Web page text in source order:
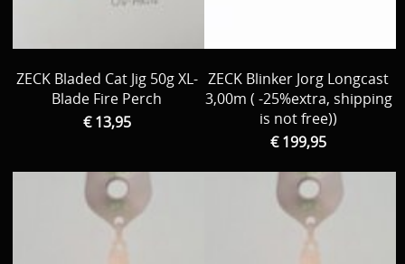
ZECK Bladed Cat Jig 50g XL-
Blade Fire Perch
€ 13,95
ZECK Blinker Jorg Longcast
3,00m ( -25%extra, shipping
is not free))
€ 199,95